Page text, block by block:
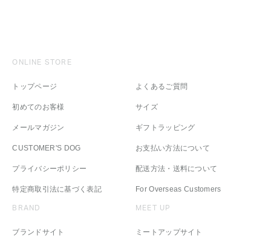
ONLINE STORE
トップページ
初めてのお客様
メールマガジン
CUSTOMER'S DOG
プライバシーポリシー
特定商取引法に基づく表記
よくあるご質問
サイズ
ギフトラッピング
お支払い方法について
配送方法・送料について
For Overseas Customers
BRAND
ブランドサイト
MEET UP
ミートアップサイト